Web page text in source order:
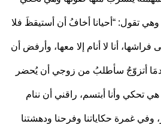
“أحيانا أخافُ أن أستيقظَ فلا
أنا لا أنام إلا معها، وأرفض أن
سأطلبُ من زوجي أن يُحضر
وأنا أبتسم، راقني أن ننام
غمرة حكاياتنا وفرحنا ودهشتنا